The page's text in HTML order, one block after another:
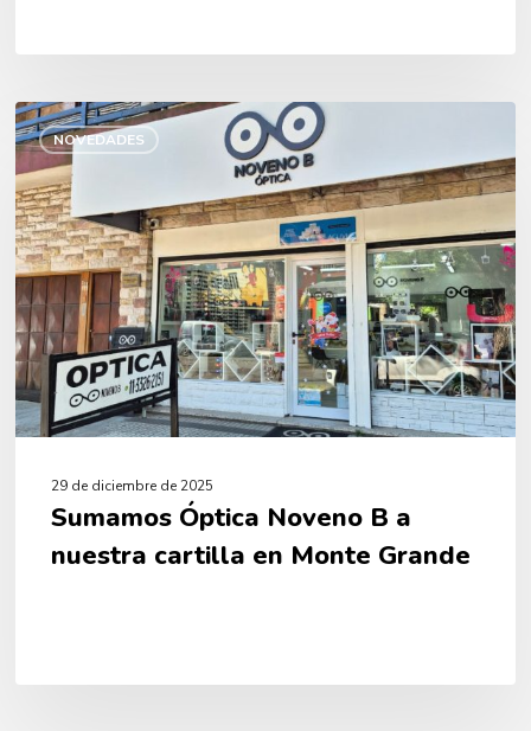
NOVEDADES
Sumamos
Óptica
Noveno
B
a
nuestra
cartilla
en
Monte
Grande
29 de diciembre de 2025
Sumamos Óptica Noveno B a
nuestra cartilla en Monte Grande